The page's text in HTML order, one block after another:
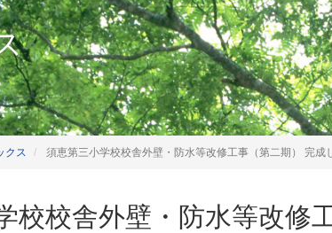
クス 須恵第三小学校校舎外壁・防水等改修工事（第二期） 完成
校校舎外壁・防水等改修